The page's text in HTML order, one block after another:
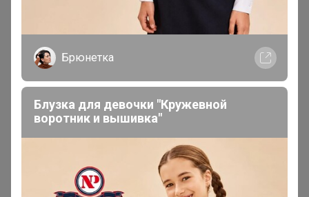
Брюнетка
Блузка для девочки "Кружевной
воротник и вышивка"